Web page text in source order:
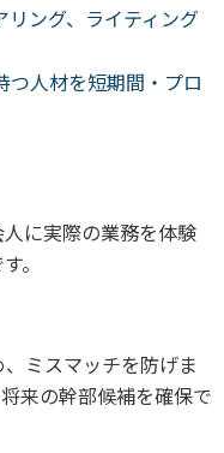
リング、ライティング
つ人材を短期間・プロ
に実際の業務を体験
。
ミスマッチを防げま
来の幹部候補を確保で